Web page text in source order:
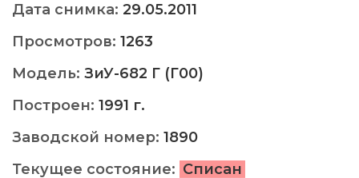
Дата снимка: 29.05.2011
Просмотров: 1263
Модель: ЗиУ-682 Г (Г00)
Построен: 1991 г.
Заводской номер: 1890
Текущее состояние: Списан